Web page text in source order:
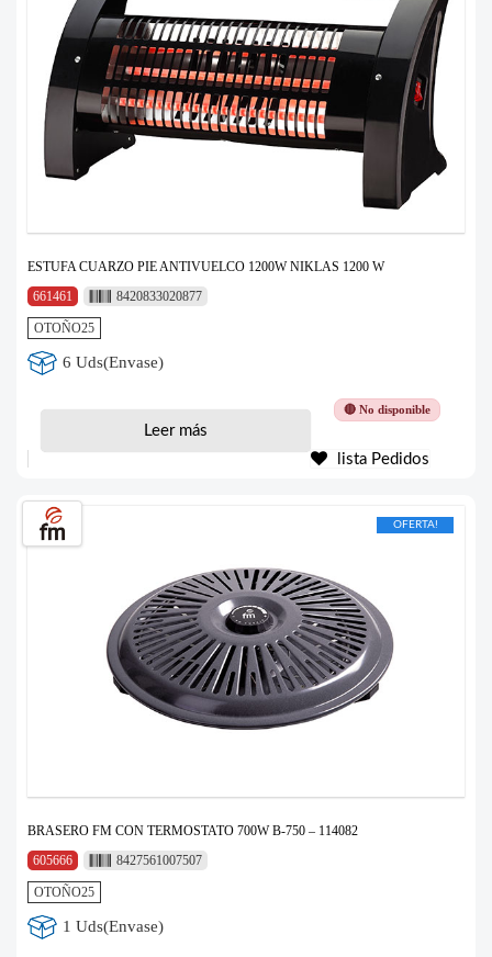
ESTUFA CUARZO PIE ANTIVUELCO 1200W NIKLAS 1200 W
661461
8420833020877
OTOÑO25
6 Uds(Envase)
🔴 No disponible
Leer más
lista Pedidos
OFERTA!
BRASERO FM CON TERMOSTATO 700W B-750 – 114082
605666
8427561007507
OTOÑO25
1 Uds(Envase)